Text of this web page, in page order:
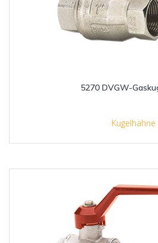
5270 DVGW-
Kugelhähne